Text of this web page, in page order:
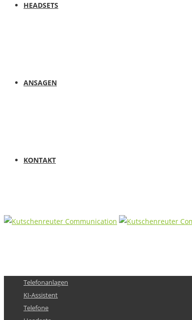
HEADSETS
ANSAGEN
KONTAKT
Telefonanlagen
KI-Assistent
Telefone